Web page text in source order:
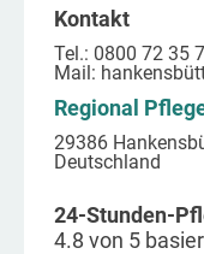
Kontakt
Tel.: 0800 72 35
Mail:
Regional
29386
Deutschland
24-Stunden-
4.8 von 5